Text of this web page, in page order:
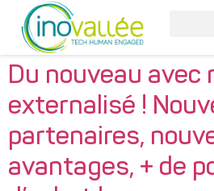
Du nouveau avec
externalisé !
partenaires,
avantages, + de